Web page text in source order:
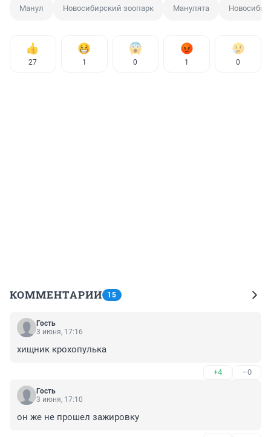
Манул Новосибирский зоопарк Манулята
27 1 0 1 0
КОММЕНТАРИИ 15
Гость
3 июня, 17:16
хищник крохопулька
+4 –0
Гость
3 июня, 17:10
он же не прошел зажировку